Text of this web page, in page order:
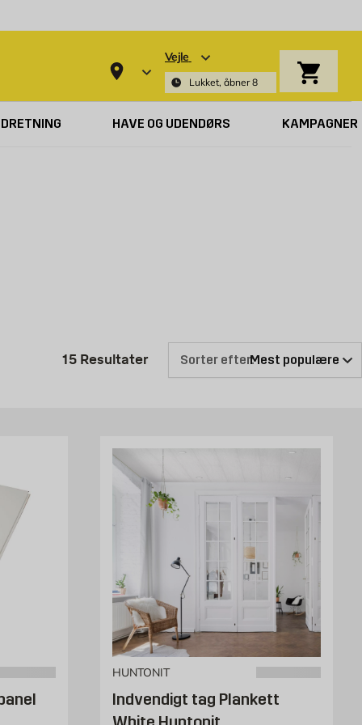
Vejle
Lukket, åbner 8
HAVE OG UDENDØRS KAMPAGNER
og selv om Troldtekt i mange år har domineret markedet, så
Byggmax. Træbeton er produceret af tynde strimler af træ, der
Træbeton egner sig særdeles godt som loftbeklædning i rum, hvor
af gips gør, så absorberes lyden i stedet i overfladestrukturen
populært, som loftbeklædning i private boliger, forhaller, garager,
akustik, og når det kniber med at høre hvad sidemanden
Her kan Fibrotechs akustikpaneler være løsningen.
og kan monteres både på lofter og vægge. Den akustiske dug og
dem tilbage, og det giver bedre ørenlyd, når man snakker
15 ResultaterProduktliste er opdateret: 15
Sorter efter:
HUNTONIT
Indvendigt tag Plankett